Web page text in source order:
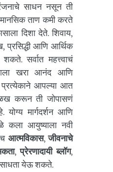
साधन नसून ती
ताण कमी करते
दिशा देते. शिवाय,
आणि आर्थिक
सर्वात महत्त्वाचं
खरा आनंद आणि
प्रत्येकाने आपल्या आत
करून ती जोपासणं
मार्गदर्शन आणि
कला आयुष्याला नवी
आत्मविकास,जीवनाचे
,प्रेरणादायी ब्लॉग,
येऊ शकते.